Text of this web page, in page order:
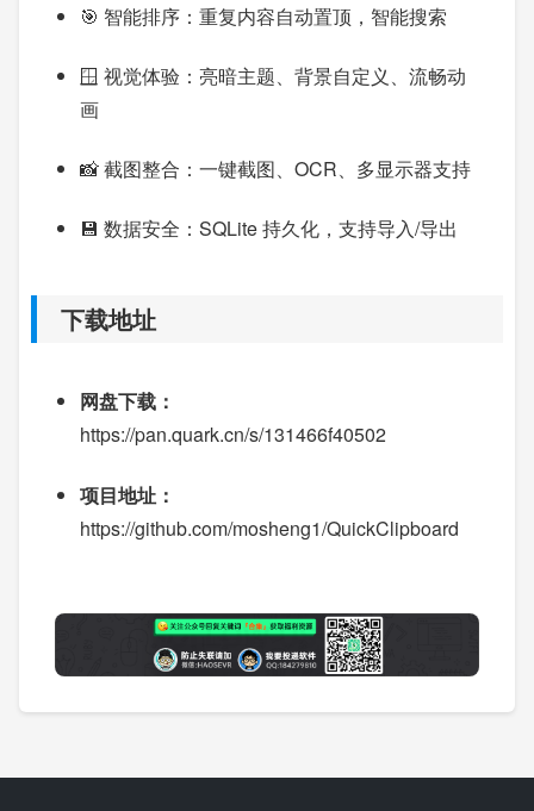
🎯 智能排序：重复内容自动置顶，智能搜索
🪟 视觉体验：亮暗主题、背景自定义、流畅动
画
📸 截图整合：一键截图、OCR、多显示器支持
💾 数据安全：SQLite 持久化，支持导入/导出
下载地址
网盘下载：
https://pan.quark.cn/s/131466f40502
项目地址：
https://github.com/mosheng1/QuickClipboard